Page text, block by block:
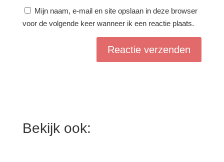
Mijn naam, e-mail en site opslaan in deze browser
voor de volgende keer wanneer ik een reactie plaats.
Bekijk ook: